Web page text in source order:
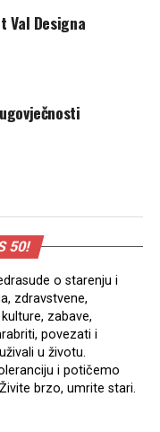
Val Designa
50!
o starenju i
zdravstvene,
zabave,
povezati i
u životu.
i potičemo
brzo, umrite stari.